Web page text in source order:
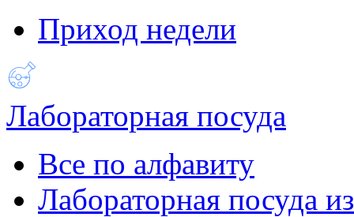
Приход недели
Лабораторная посуда
Все по алфавиту
Лабораторная посуда